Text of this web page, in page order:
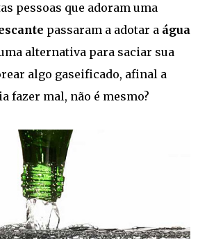
pessoas que adoram uma
passaram a adotar a água
alternativa para saciar sua
algo gaseificado, afinal a
fazer mal, não é mesmo?